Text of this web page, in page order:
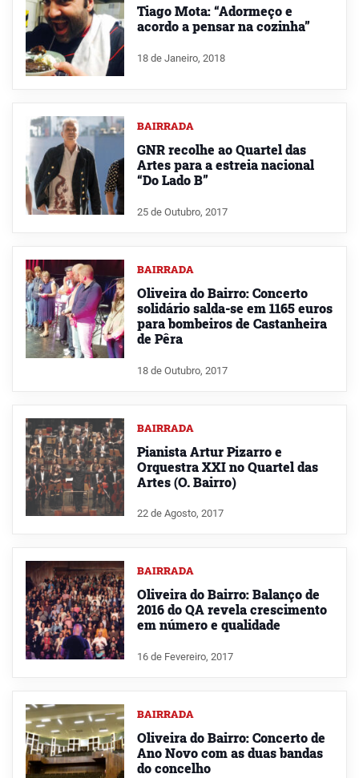
Tiago Mota: “Adormeço e
acordo a pensar na cozinha”
18 de Janeiro, 2018
BAIRRADA
GNR recolhe ao Quartel das
Artes para a estreia nacional
“Do Lado B”
25 de Outubro, 2017
BAIRRADA
Oliveira do Bairro: Concerto
solidário salda-se em 1165 euros
para bombeiros de Castanheira
de Pêra
18 de Outubro, 2017
BAIRRADA
Pianista Artur Pizarro e
Orquestra XXI no Quartel das
Artes (O. Bairro)
22 de Agosto, 2017
BAIRRADA
Oliveira do Bairro: Balanço de
2016 do QA revela crescimento
em número e qualidade
16 de Fevereiro, 2017
BAIRRADA
Oliveira do Bairro: Concerto de
Ano Novo com as duas bandas
do concelho